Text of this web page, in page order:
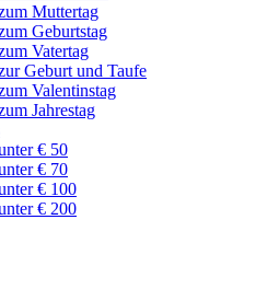
Muttertag
Geburtstag
Vatertag
Geburt und Taufe
Valentinstag
Jahrestag
€ 50
€ 70
€ 100
€ 200